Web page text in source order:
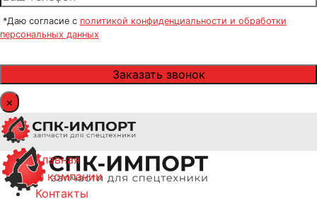
*Даю согласие с политикой конфиденциальности и обработки
персональных данных
×
Главная
О компании
Контакты